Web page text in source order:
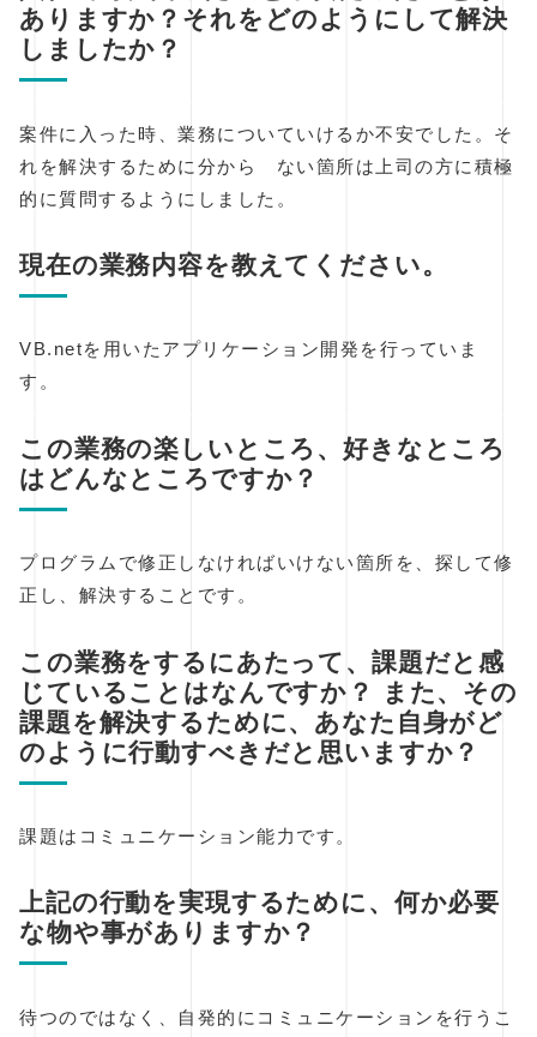
ありますか？それをどのようにして解決
しましたか？
案件に入った時、業務についていけるか不安でした。そ
れを解決するために分から ない箇所は上司の方に積極
的に質問するようにしました。
現在の業務内容を教えてください。
VB.netを用いたアプリケーション開発を行っていま
す。
この業務の楽しいところ、好きなところ
はどんなところですか？
プログラムで修正しなければいけない箇所を、探して修
正し、解決することです。
この業務をするにあたって、課題だと感
じていることはなんですか？ また、その
課題を解決するために、あなた自身がど
のように行動すべきだと思いますか？
課題はコミュニケーション能力です。
上記の行動を実現するために、何か必要
な物や事がありますか？
待つのではなく、自発的にコミュニケーションを行うこ